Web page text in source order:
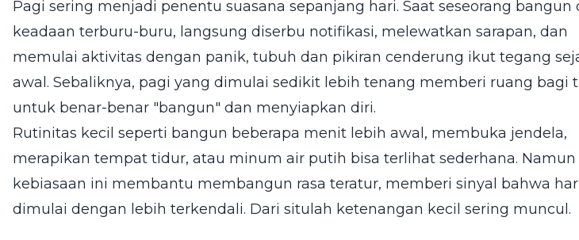
Pagi sering menjadi penentu suasana sepanjang hari. Saat seseorang bangun
keadaan terburu-buru, langsung diserbu notifikasi, melewatkan sarapan, dan
memulai aktivitas dengan panik, tubuh dan pikiran cenderung ikut tegang
awal. Sebaliknya, pagi yang dimulai sedikit lebih tenang memberi ruang bagi
untuk benar-benar "bangun" dan menyiapkan diri.
Rutinitas kecil seperti bangun beberapa menit lebih awal, membuka jendela,
merapikan tempat tidur, atau minum air putih bisa terlihat sederhana. Namun
kebiasaan ini membantu membangun rasa teratur, memberi sinyal bahwa
dimulai dengan lebih terkendali. Dari situlah ketenangan kecil sering muncul.